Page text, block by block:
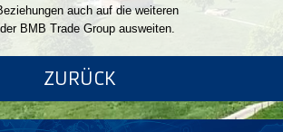
auch auf die weiteren
BMB Trade Group ausweiten.
ZURÜCK